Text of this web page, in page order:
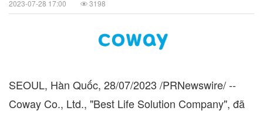
2023-07-28 17:00 3198
SEOUL, Hàn Quốc, 28/07/2023 /PRNewswire/ --
Coway Co., Ltd., "Best Life Solution Company", đã